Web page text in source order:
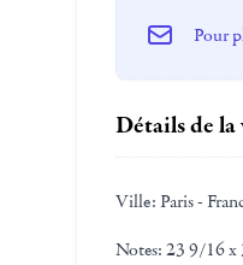
Pour
Détails de la
Ville: Paris -
Notes: 23 9/16 x